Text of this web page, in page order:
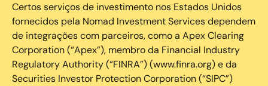
Certos serviços de investimento nos Estados Unidos
fornecidos pela Nomad Investment Services dependem
de integrações com parceiros, como a Apex Clearing
Corporation (“Apex”), membro da Financial Industry
Regulatory Authority (“FINRA”) (www.finra.org) e da
Securities Investor Protection Corporation (“SIPC”)